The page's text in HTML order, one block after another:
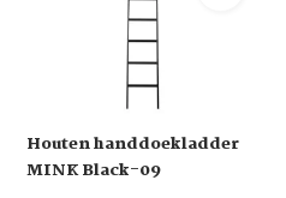
Houten handdoekladder
MINK Black-09